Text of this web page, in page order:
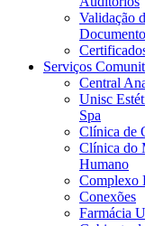
Validação
Serviços
Central
Unisc
Spa
Clínica de
Clínica do
Humano
Complexo
Conexões
Farmácia